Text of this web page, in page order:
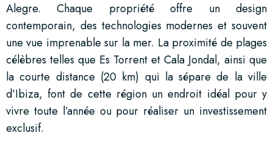
Alegre. Chaque propriété offre un design
contemporain, des technologies modernes et souvent
une vue imprenable sur la mer. La proximité de plages
célèbres telles que Es Torrent et Cala Jondal, ainsi que
la courte distance (20 km) qui la sépare de la ville
d’Ibiza, font de cette région un endroit idéal pour y
vivre toute l’année ou pour réaliser un investissement
exclusif.